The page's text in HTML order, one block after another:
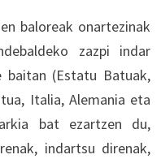
baloreak onartezinak
zazpi indar
(Estatu Batuak,
Italia, Alemania eta
bat ezartzen du,
indartsu direnak,